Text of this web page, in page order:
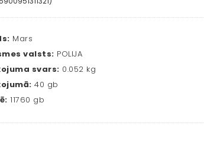
Mars
valsts: POLIJA
svars: 0.052 kg
40 gb
11760 gb